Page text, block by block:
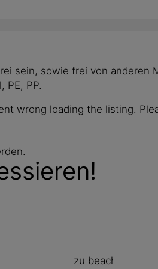
sein, sowie frei von anderen
PE, PP.
Herstellers zu beachten.
wrong loading the listing.